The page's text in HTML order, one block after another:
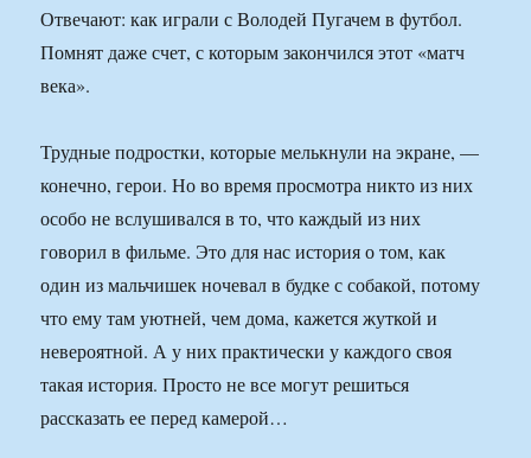
Отвечают: как играли с Володей Пугачем в футбол.
Помнят даже счет, с которым закончился этот «матч
века».
Трудные подростки, которые мелькнули на экране, —
конечно, герои. Но во время просмотра никто из них
особо не вслушивался в то, что каждый из них
говорил в фильме. Это для нас история о том, как
один из мальчишек ночевал в будке с собакой, потому
что ему там уютней, чем дома, кажется жуткой и
невероятной. А у них практически у каждого своя
такая история. Просто не все могут решиться
рассказать ее перед камерой…